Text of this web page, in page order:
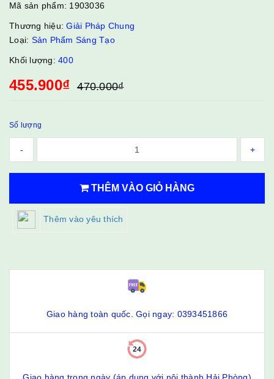
Mã sản phẩm: 1903036
Thương hiệu:Giải Pháp Chung
Loại: Sản Phẩm Sáng Tạo
Khối lượng: 400
455.900₫ 470.000₫
Số lượng
- +
THÊM VÀO GIỎ HÀNG
Thêm vào yêu thích
Giao hàng toàn quốc. Gọi ngay: 0393451866
Giao hàng trong ngày (áp dụng với nội thành Hải Phòng)